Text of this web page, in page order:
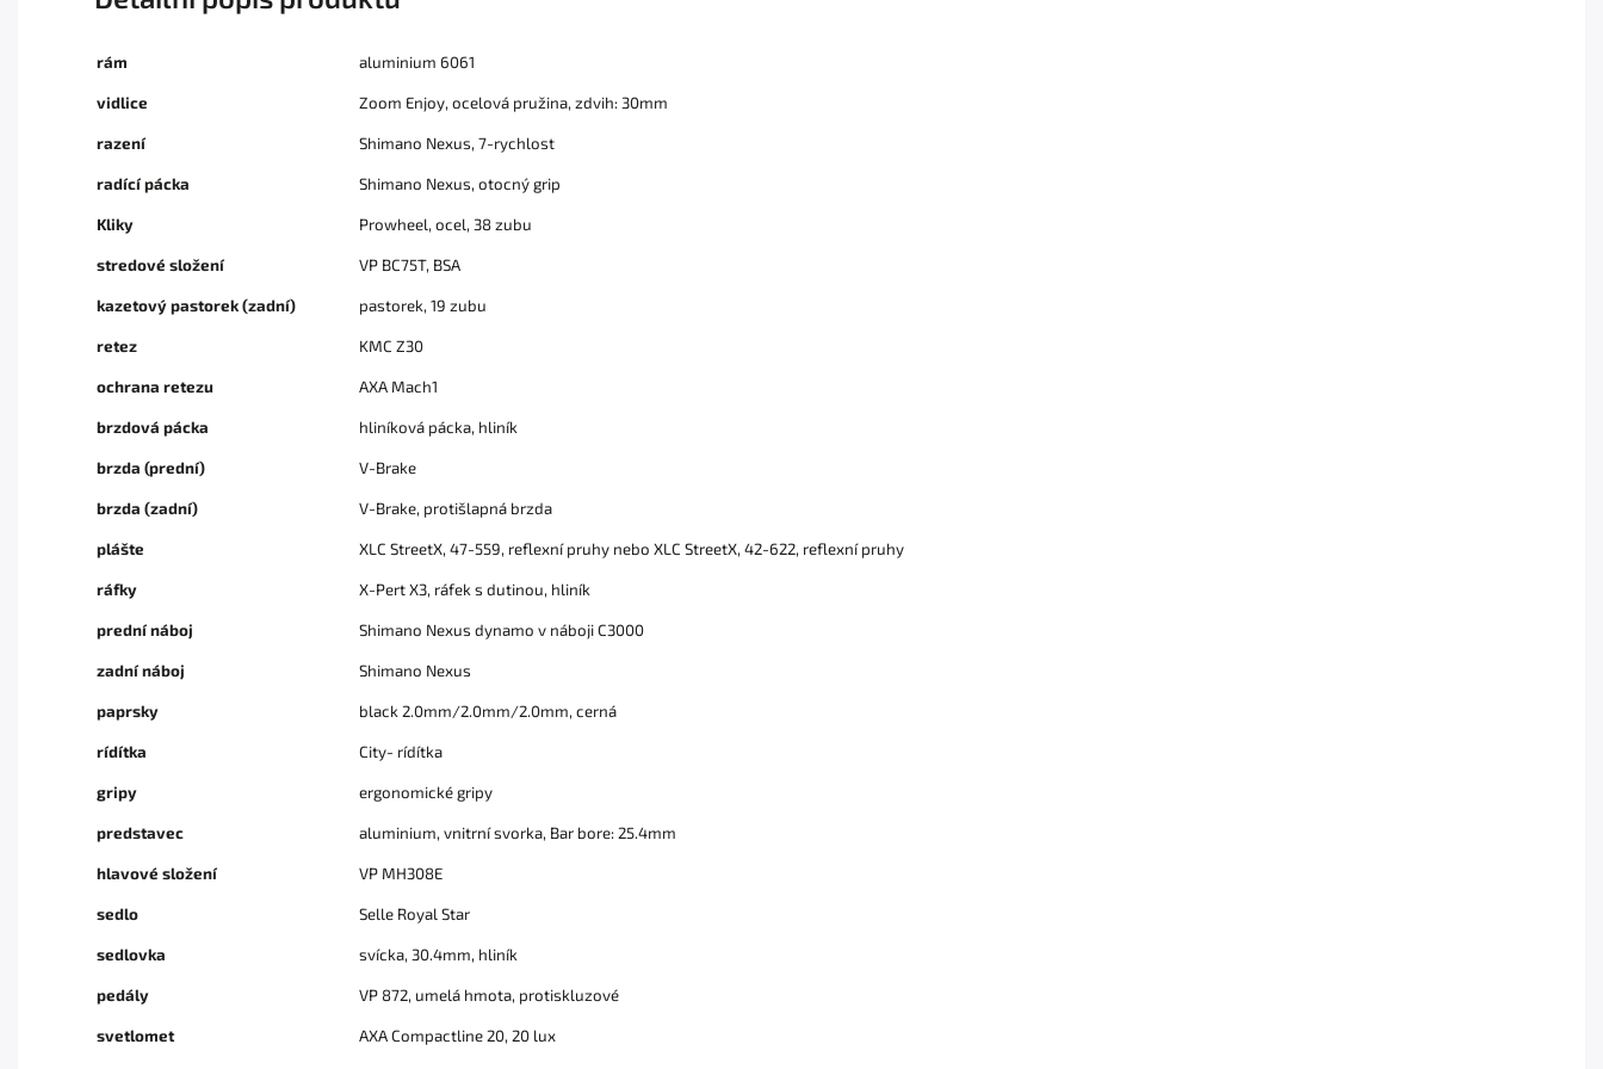
rám aluminium 6061
vidlice Zoom Enjoy, ocelová pružina, zdvih: 30mm
razení Shimano Nexus, 7-rychlost
radící pácka Shimano Nexus, otocný grip
Kliky Prowheel, ocel, 38 zubu
stredové složení VP BC75T, BSA
kazetový pastorek (zadní) pastorek, 19 zubu
retez KMC Z30
ochrana retezu AXA Mach1
brzdová pácka hliníková pácka, hliník
brzda (prední) V-Brake
brzda (zadní) V-Brake, protišlapná brzda
plášte XLC StreetX, 47-559, reflexní pruhy nebo XLC StreetX, 42-622, reflexní pruhy
ráfky X-Pert X3, ráfek s dutinou, hliník
prední náboj Shimano Nexus dynamo v náboji C3000
zadní náboj Shimano Nexus
paprsky black 2.0mm/2.0mm/2.0mm, cerná
rídítka City- rídítka
gripy ergonomické gripy
predstavec aluminium, vnitrní svorka, Bar bore: 25.4mm
hlavové složení VP MH308E
sedlo Selle Royal Star
sedlovka svícka, 30.4mm, hliník
pedály VP 872, umelá hmota, protiskluzové
svetlomet AXA Compactline 20, 20 lux